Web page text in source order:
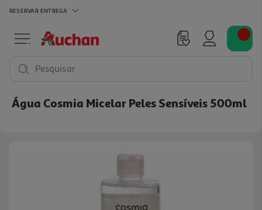
RESERVAR ENTREGA
Pesquisar
Água Cosmia Micelar Peles Sensíveis 500ml